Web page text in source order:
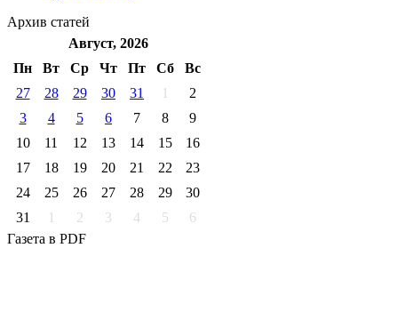
Архив статей
Август, 2026
Пн
Вт Ср Чт Пт Cб
Вс
27
28 29 30 31 1
2
3
4 5 6 7 8
9
10
11 12 13 14 15
16
17
18 19 20 21 22
23
24
25 26 27 28 29
30
31
1 2 3 4 5
6
Газета в PDF